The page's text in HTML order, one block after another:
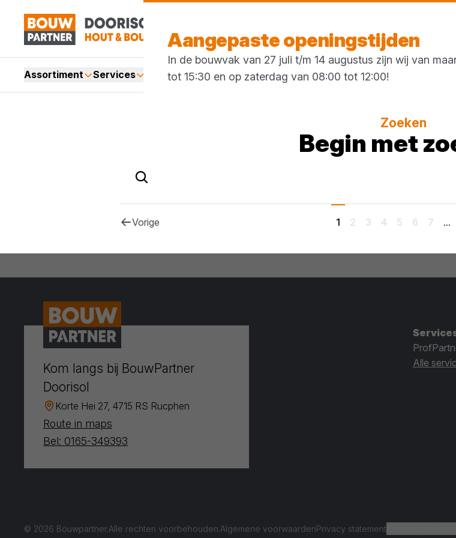
Assortiment Services Merken Acties Blogs
Zoeken
Begin met
Vorige 1 2 3 4 5 6 7 ...
Aangepaste openingstijden
In de bouwvak van 27 juli t/m 14 augustus zijn wij van
tot 15:30 en op zaterdag van 08:00 tot 12:00!
Kom langs bij BouwPartner
Doorisol
Korte Hei 27, 4715 RS Rucphen
Route in maps
Bel: 0165-349393
Alle
© 2026 Bouwpartner.Alle rechten voorbehouden.Algemene voorwaardenPrivacy statement